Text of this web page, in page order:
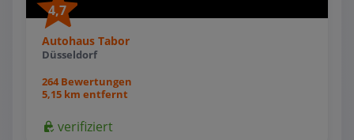
4,7
Autohaus Tabor
Düsseldorf
264 Bewertungen
5,15 km entfernt
verifiziert